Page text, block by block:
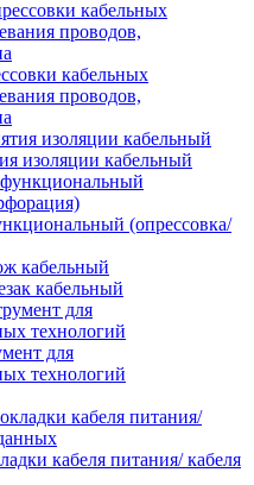
кабельных
проводов,
изоляции кабельный
(опрессовка/
кабельный
кабельный
для
технологий
кабеля питания/ кабеля